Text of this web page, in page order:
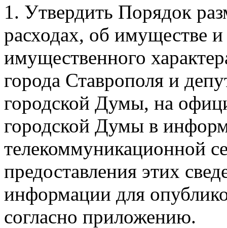
1. Утвердить Порядок
расходах, об имуществе и
имущественного
города Ставрополя и
городской Думы, на
городской Думы в
телекоммуникационной
предоставления этих
информации для
согласно приложению.